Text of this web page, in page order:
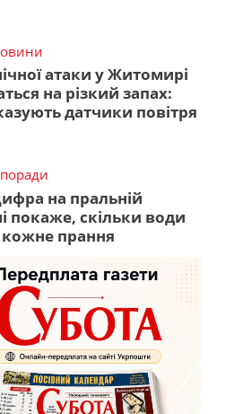
атаки у Житомирі
на різкий запах:
датчики повітря
на пральній
покаже, скільки води
прання